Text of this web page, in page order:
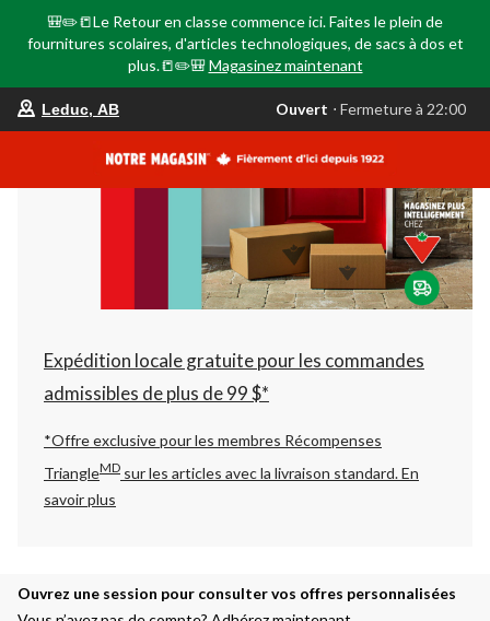
🎒✏️📒Le Retour en classe commence ici. Faites le plein de
fournitures scolaires, d'articles technologiques, de sacs à dos et
plus.📒✏️🎒 Magasinez maintenant
votre
est
AB,
Ouvert,
Fermeture
à
22:00
changer
Leduc, AB Ouvert ⋅ Fermeture à 22:00
Expédition locale gratuite pour les commandes
admissibles de plus de 99 $*
*Offre exclusive pour les membres Récompenses
TriangleMD sur les articles avec la livraison standard.En
savoir plus
Ouvrez une session pour consulter vos offres personnalisées